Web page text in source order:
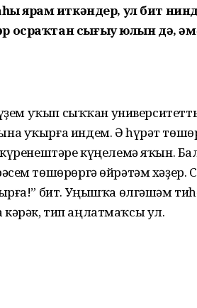
ярҙам иткәндер, ул бит
осраҡтан сығыу юлын дә,
уҡып сыҡҡан
уҡырға индем. Ә һүрәт
күңелемә яҡын.
төшөрөргә өйрәтәм
бит. Уңышҡа өлгәшәм
тип аңлатмаҡсы ул.